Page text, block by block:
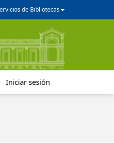
de Bibliotecas
Iniciar sesión